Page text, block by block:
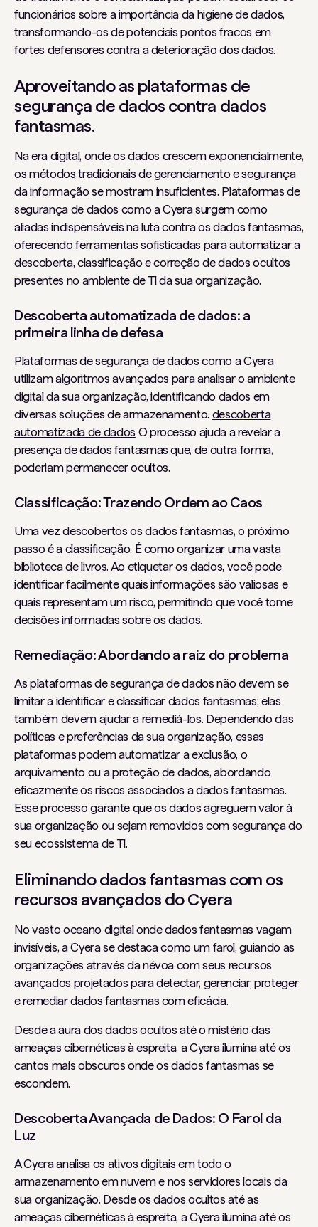
funcionários sobre a importância da higiene de dados,
transformando-os de potenciais pontos fracos em
fortes defensores contra a deterioração dos dados.
Aproveitando as plataformas de
segurança de dados contra dados
fantasmas.
Na era digital, onde os dados crescem exponencialmente,
os métodos tradicionais de gerenciamento e segurança
da informação se mostram insuficientes. Plataformas de
segurança de dados como a Cyera surgem como
aliadas indispensáveis ​​na luta contra os dados fantasmas,
oferecendo ferramentas sofisticadas para automatizar a
descoberta, classificação e correção de dados ocultos
presentes no ambiente de TI da sua organização.
Descoberta automatizada de dados: a
primeira linha de defesa
Plataformas de segurança de dados como a Cyera
utilizam algoritmos avançados para analisar o ambiente
digital da sua organização, identificando dados em
diversas soluções de armazenamento. descoberta
automatizada de dadosO processo ajuda a revelar a
presença de dados fantasmas que, de outra forma,
poderiam permanecer ocultos.
Classificação: Trazendo Ordem ao Caos
Uma vez descobertos os dados fantasmas, o próximo
passo é a classificação. É como organizar uma vasta
biblioteca de livros. Ao etiquetar os dados, você pode
identificar facilmente quais informações são valiosas e
quais representam um risco, permitindo que você tome
decisões informadas sobre os dados.
Remediação: Abordando a raiz do problema
As plataformas de segurança de dados não devem se
limitar a identificar e classificar dados fantasmas; elas
também devem ajudar a remediá-los. Dependendo das
políticas e preferências da sua organização, essas
plataformas podem automatizar a exclusão, o
arquivamento ou a proteção de dados, abordando
eficazmente os riscos associados a dados fantasmas.
Esse processo garante que os dados agreguem valor à
sua organização ou sejam removidos com segurança do
seu ecossistema de TI.
Eliminando dados fantasmas com os
recursos avançados do Cyera
No vasto oceano digital onde dados fantasmas vagam
invisíveis, a Cyera se destaca como um farol, guiando as
organizações através da névoa com seus recursos
avançados projetados para detectar, gerenciar, proteger
e remediar dados fantasmas com eficácia.
Desde a aura dos dados ocultos até o mistério das
ameaças cibernéticas à espreita, a Cyera ilumina até os
cantos mais obscuros onde os dados fantasmas se
escondem.
Descoberta Avançada de Dados: O Farol da
Luz
A Cyera analisa os ativos digitais em todo o
armazenamento em nuvem e nos servidores locais da
sua organização. Desde os dados ocultos até as
ameaças cibernéticas à espreita, a Cyera ilumina até os